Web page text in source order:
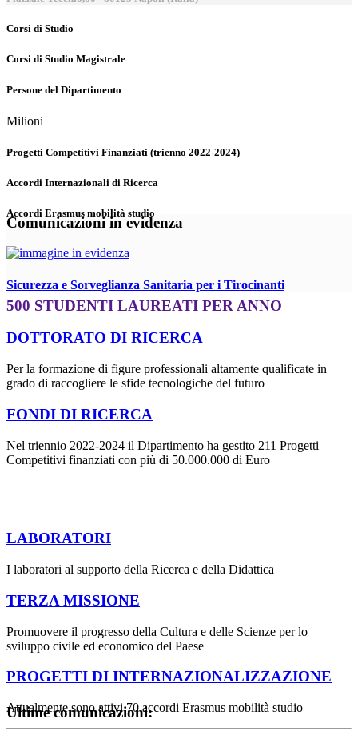
Corsi di Studio
Corsi di Studio Magistrale
Persone del Dipartimento
Milioni
Progetti Competitivi Finanziati (trienno 2022-2024)
Accordi Internazionali di Ricerca
Accordi Erasmus mobilità studio
Comunicazioni in evidenza
Sicurezza e Sorveglianza Sanitaria per i Tirocinanti
500 STUDENTI LAUREATI PER ANNO
DOTTORATO DI RICERCA
Per la formazione di figure professionali altamente qualificate in
grado di raccogliere le sfide tecnologiche del futuro
FONDI DI RICERCA
Nel triennio 2022-2024 il Dipartimento ha gestito 211 Progetti
Competitivi finanziati con più di 50.000.000 di Euro
LABORATORI
I laboratori al supporto della Ricerca e della Didattica
TERZA MISSIONE
Promuovere il progresso della Cultura e delle Scienze per lo
sviluppo civile ed economico del Paese
PROGETTI DI INTERNAZIONALIZZAZIONE
Attualmente sono attivi 70 accordi Erasmus mobilità studio
Ultime comunicazioni: